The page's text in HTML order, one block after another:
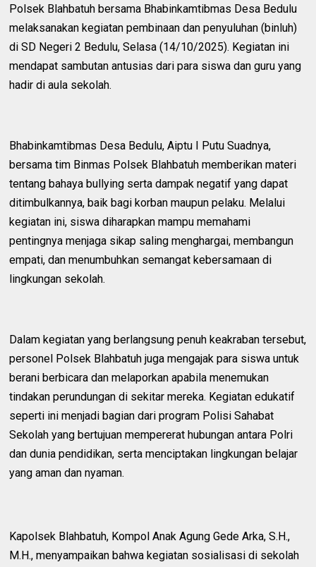
Polsek Blahbatuh bersama Bhabinkamtibmas Desa Bedulu
melaksanakan kegiatan pembinaan dan penyuluhan (binluh)
di SD Negeri 2 Bedulu, Selasa (14/10/2025). Kegiatan ini
mendapat sambutan antusias dari para siswa dan guru yang
hadir di aula sekolah.
Bhabinkamtibmas Desa Bedulu, Aiptu I Putu Suadnya,
bersama tim Binmas Polsek Blahbatuh memberikan materi
tentang bahaya bullying serta dampak negatif yang dapat
ditimbulkannya, baik bagi korban maupun pelaku. Melalui
kegiatan ini, siswa diharapkan mampu memahami
pentingnya menjaga sikap saling menghargai, membangun
empati, dan menumbuhkan semangat kebersamaan di
lingkungan sekolah.
Dalam kegiatan yang berlangsung penuh keakraban tersebut,
personel Polsek Blahbatuh juga mengajak para siswa untuk
berani berbicara dan melaporkan apabila menemukan
tindakan perundungan di sekitar mereka. Kegiatan edukatif
seperti ini menjadi bagian dari program Polisi Sahabat
Sekolah yang bertujuan mempererat hubungan antara Polri
dan dunia pendidikan, serta menciptakan lingkungan belajar
yang aman dan nyaman.
Kapolsek Blahbatuh, Kompol Anak Agung Gede Arka, S.H.,
M.H., menyampaikan bahwa kegiatan sosialisasi di sekolah